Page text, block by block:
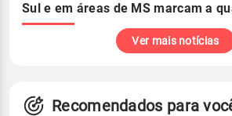
Sul e em áreas de MS marcam a
Ver mais notícias
Recomendados para